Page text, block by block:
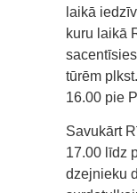
laikā
kuru laikā
tūrēm
16.00 pie
Savukārt
17.00 līdz
dzejnieku